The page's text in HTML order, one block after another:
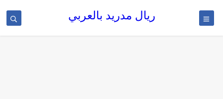
ريال مدريد بالعربي